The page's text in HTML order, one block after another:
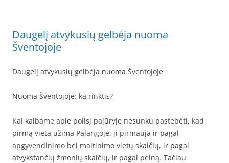
Daugelį atvykusių gelbėja nuoma
Šventojoje
Daugelį atvykusių gelbėja nuoma Šventojoje
Nuoma Šventojoje: ką rinktis?
Kai kalbame apie poilsį pajūryje nesunku pastebėti, kad
pirmą vietą užima Palangoje: ji pirmauja ir pagal
apgyvendinimo bei maitinimo vietų skaičių, ir pagal
atvykstančių žmonių skaičių, ir pagal pelną. Tačiau